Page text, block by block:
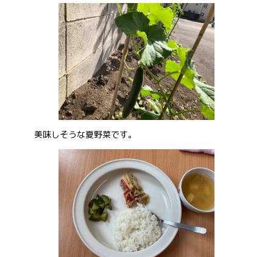
家事代行
認可保育園一覧
お問い合わせ
会社概要
美味しそうな夏野菜です。